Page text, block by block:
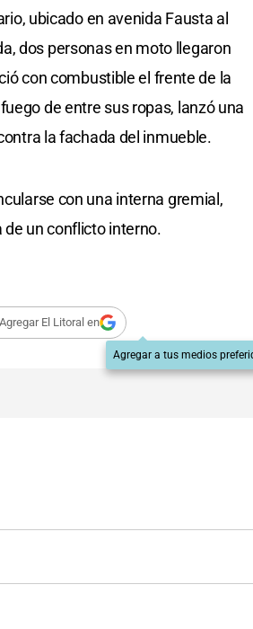
ubicado en avenida Fausta al
dos personas en moto llegaron
con combustible el frente de la
de entre sus ropas, lanzó una
la fachada del inmueble.
con una interna gremial,
de un conflicto interno.
El Litoral en
Agregar a tus medios